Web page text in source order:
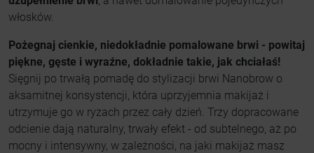
włosków.
Pożegnaj cienkie, niedokładnie pomalowane brwi - powitaj
piękne, gęste i wyraźne, dokładnie takie, jak chciałaś!
Sięgnij po trwałą pomadę do stylizacji brwi Nanobrow o
aksamitnej konsystencji, która uprzyjemnia makijaż i
utrzymuje go w ryzach przez cały dzień. Trzy dopracowane
odcienie dają naturalny, trwały efekt - od subtelnego, aż po
mocny i intensywny, w zależności, na jaki makijaż masz